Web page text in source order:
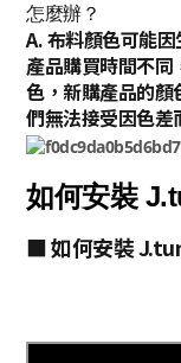
怎麼辦？
A. 布料顏色可能
產品購買時間不
色，新購產品的
們無法接受因色差
如何安裝
■ 如何安裝